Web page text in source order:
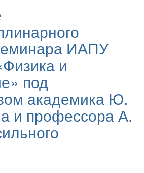
ИАПУ
и
под
академика Ю.
и профессора А.